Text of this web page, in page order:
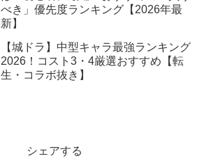
べき」優先度ランキング【2026年最
新】
【城ドラ】中型キャラ最強ランキング
2026！コスト3・4厳選おすすめ【転
生・コラボ抜き】
シェアする